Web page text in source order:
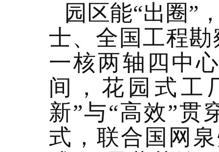
园区能“出圈”
士、全国工程
一核两轴四中
间，花园式工
新”与“高效”贯
式，联合国网